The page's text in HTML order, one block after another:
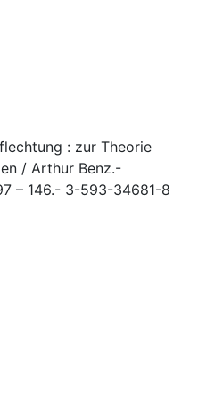
: zur Theorie
/ Arthur Benz.-
– 146.- 3-593-34681-8